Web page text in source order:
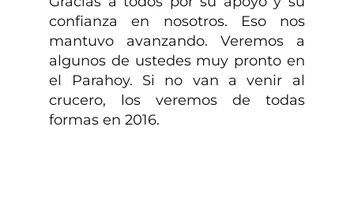
confianza en nosotros. Eso nos
mantuvo avanzando. Veremos a
algunos de ustedes muy pronto en
el Parahoy. Si no van a venir al
crucero, los veremos de todas
formas en 2016.